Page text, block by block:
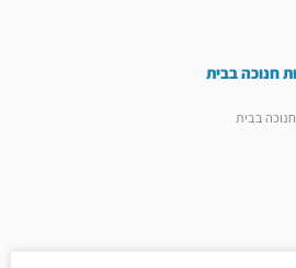
חנוכה בבית
בבית